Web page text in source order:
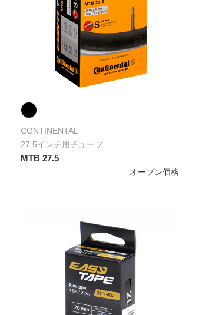
CONTINENTAL
27.5インチ用チューブ
MTB 27.5
オープン価格